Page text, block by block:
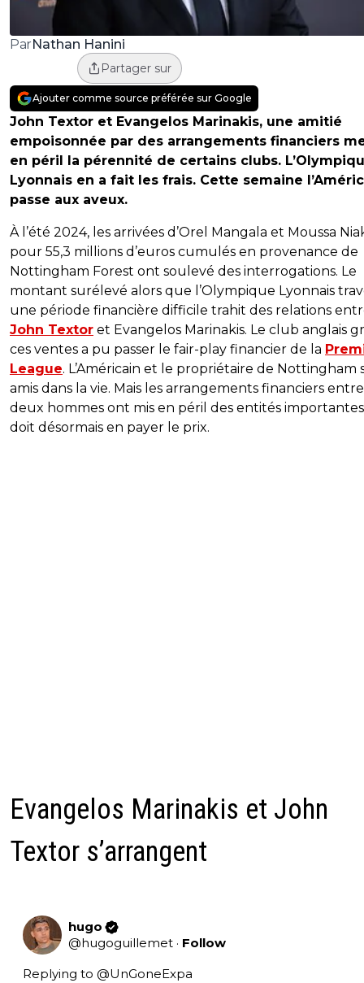
ParNathan Hanini
Partager sur
Ajouter comme source préférée sur Google
John Textor et Evangelos Marinakis, une amitié
empoisonnée par des arrangements financiers
en péril la pérennité de certains clubs.
Lyonnais en a fait les frais. Cette semaine
passe aux aveux.
À l’été 2024, les arrivées d’Orel Mangala et Moussa
pour 55,3 millions d’euros cumulés en provenance de
Nottingham Forest ont soulevé des interrogations. Le
montant surélevé alors que l’Olympique Lyonnais
une période financière difficile trahit des relations
John Textor et Evangelos Marinakis. Le club anglais
ces ventes a pu passer le fair-play financier de la
League. L’Américain et le propriétaire de Nottingham
amis dans la vie. Mais les arrangements financiers
deux hommes ont mis en péril des entités
doit désormais en payer le prix.
Evangelos Marinakis et John
Textor s’arrangent
hugo
@hugoguillemet · Follow
Replying to @UnGoneExpa